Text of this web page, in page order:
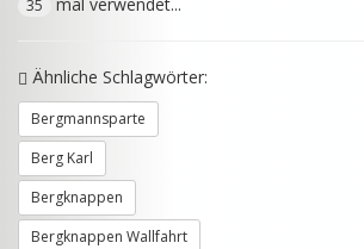
35
Ähnliche Schlagwörter:
Bergmannsparte
Berg Karl
Bergknappen
Bergknappen Wallfahrt